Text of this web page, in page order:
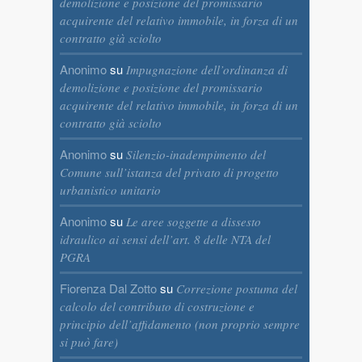
acquirente del relativo immobile, in forza di un
contratto già sciolto
Anonimosu Impugnazione dell’ordinanza di
demolizione e posizione del promissario
acquirente del relativo immobile, in forza di un
contratto già sciolto
Anonimosu Silenzio-inadempimento del
Comune sull’istanza del privato di progetto
urbanistico unitario
Anonimosu Le aree soggette a dissesto
idraulico ai sensi dell’art. 8 delle NTA del
PGRA
Fiorenza Dal Zottosu Correzione postuma del
calcolo del contributo di costruzione e
principio dell’affidamento (non proprio sempre
si può fare)